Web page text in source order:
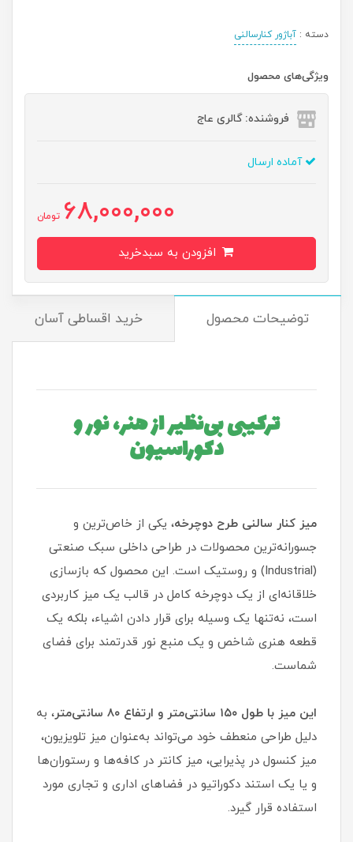
دسته : آباژور کنارسالنی
ویژگی‌های محصول
فروشنده: گالری عاج
آماده ارسال
68,000,000 تومان
توضیحات محصول خرید اقساطی آسان
ترکیبی بی‌نظیر از هنر، نور و
دکوراسیون
میز کنار سالنی طرح دوچرخه، یکی از خاص‌ترین و
جسورانه‌ترین محصولات در طراحی داخلی سبک صنعتی
(Industrial) و روستیک است. این محصول که بازسازی
خلاقانه‌ای از یک دوچرخه کامل در قالب یک میز کاربردی
است، نه‌تنها یک وسیله برای قرار دادن اشیاء، بلکه یک
قطعه هنری شاخص و یک منبع نور قدرتمند برای فضای
شماست.
این میز با طول ۱۵۰ سانتی‌متر و ارتفاع ۸۰ سانتی‌متر
، به
دلیل طراحی منعطف خود می‌تواند به‌عنوان میز تلویزیون،
میز کنسول در پذیرایی، میز کانتر در کافه‌ها و رستوران‌ها
و یا یک استند دکوراتیو در فضاهای اداری و تجاری مورد
استفاده قرار گیرد.